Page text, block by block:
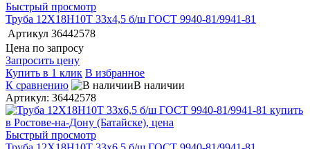
Быстрый просмотр
Труба 12Х18Н10Т 33х4,5 б/ш ГОСТ 9940-81/9941-81
Артикул 36442578
Цена по запросу
Запросить цену
Купить в 1 клик В избранное
К сравнению
В наличии
Артикул: 36442578
Быстрый просмотр